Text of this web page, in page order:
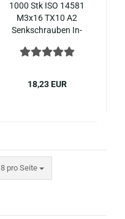
1000 Stk ISO 14581
M3x16 TX10 A2
Senk­schrau­ben In­
stahl ~ DIN 965
18,23 EUR
8 pro Seite
pro Seite